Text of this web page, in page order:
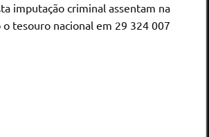
imputação criminal assentam na
tesouro nacional em 29 324 007